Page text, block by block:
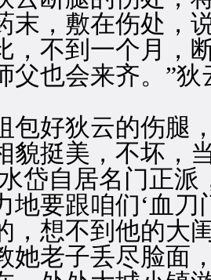
末，敷在伤处，
，不到一个月，
父也会来齐。”
好狄云的伤腿，
貌挺美，不坏，
岱自居名门正
地要跟咱们‘血
，想不到他的大
她老子丢尽脸面